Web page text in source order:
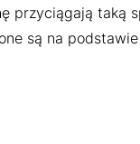
przyciągają taką
są na